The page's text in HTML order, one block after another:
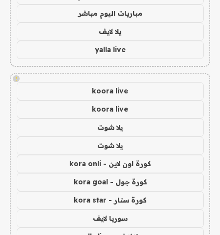
مباريات اليوم مباشر
يلا لايف
yalla live
!
koora live
koora live
يلا شوت
يلا شوت
كورة اون لاين - kora onli
كورة جول - kora goal
كورة ستار - kora star
سوريا لايف